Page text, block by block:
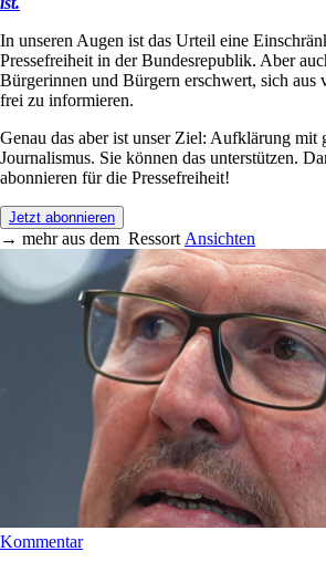
In unseren Augen ist das Urteil eine
Pressefreiheit in der Bundesrepublik. Aber
Bürgerinnen und Bürgern erschwert, sich aus
frei zu informieren.
Genau das aber ist unser Ziel: Aufklärung mit
Journalismus. Sie können das unterstützen.
abonnieren für die Pressefreiheit!
Jetzt abonnieren
→ mehr aus dem Ressort Ansichten
Kommentar